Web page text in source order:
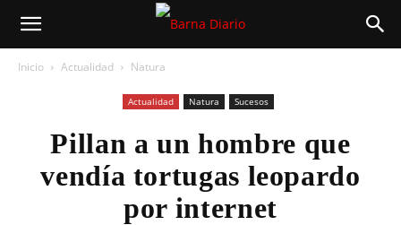
Inicio Actualidad Natura
Actualidad Natura Sucesos
Pillan a un hombre que
vendía tortugas leopardo
por internet